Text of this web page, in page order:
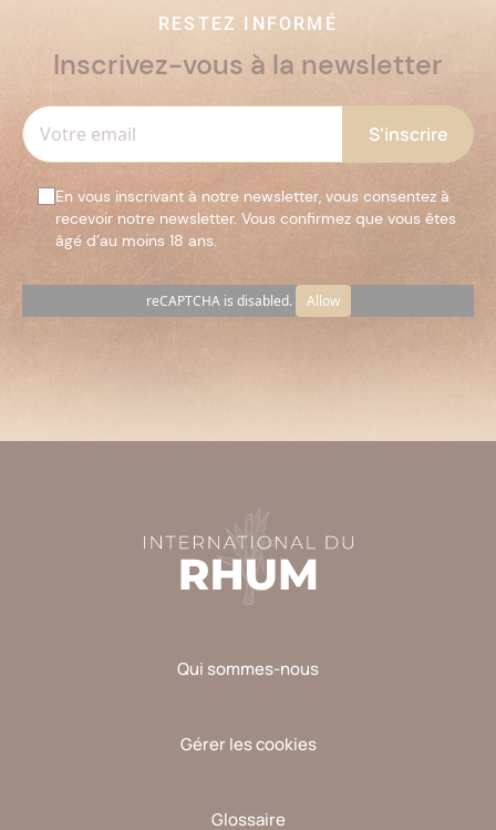
RESTEZ INFORMÉ
Inscrivez-vous à la newsletter
En vous inscrivant à notre newsletter, vous consentez à
recevoir notre newsletter. Vous confirmez que vous êtes
âgé d’au moins 18 ans.
reCAPTCHA is disabled. Allow
vide.
Qui sommes-nous
Gérer les cookies
Glossaire